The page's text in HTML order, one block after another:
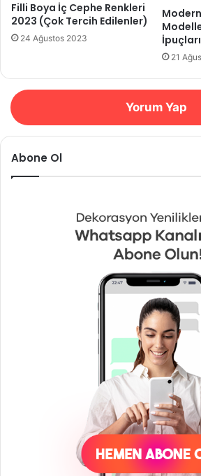
Filli Boya İç Cephe Renkleri
2023 (Çok Tercih Edilenler)
24 Ağustos 2023
21
Yorum Yap
Abone Ol